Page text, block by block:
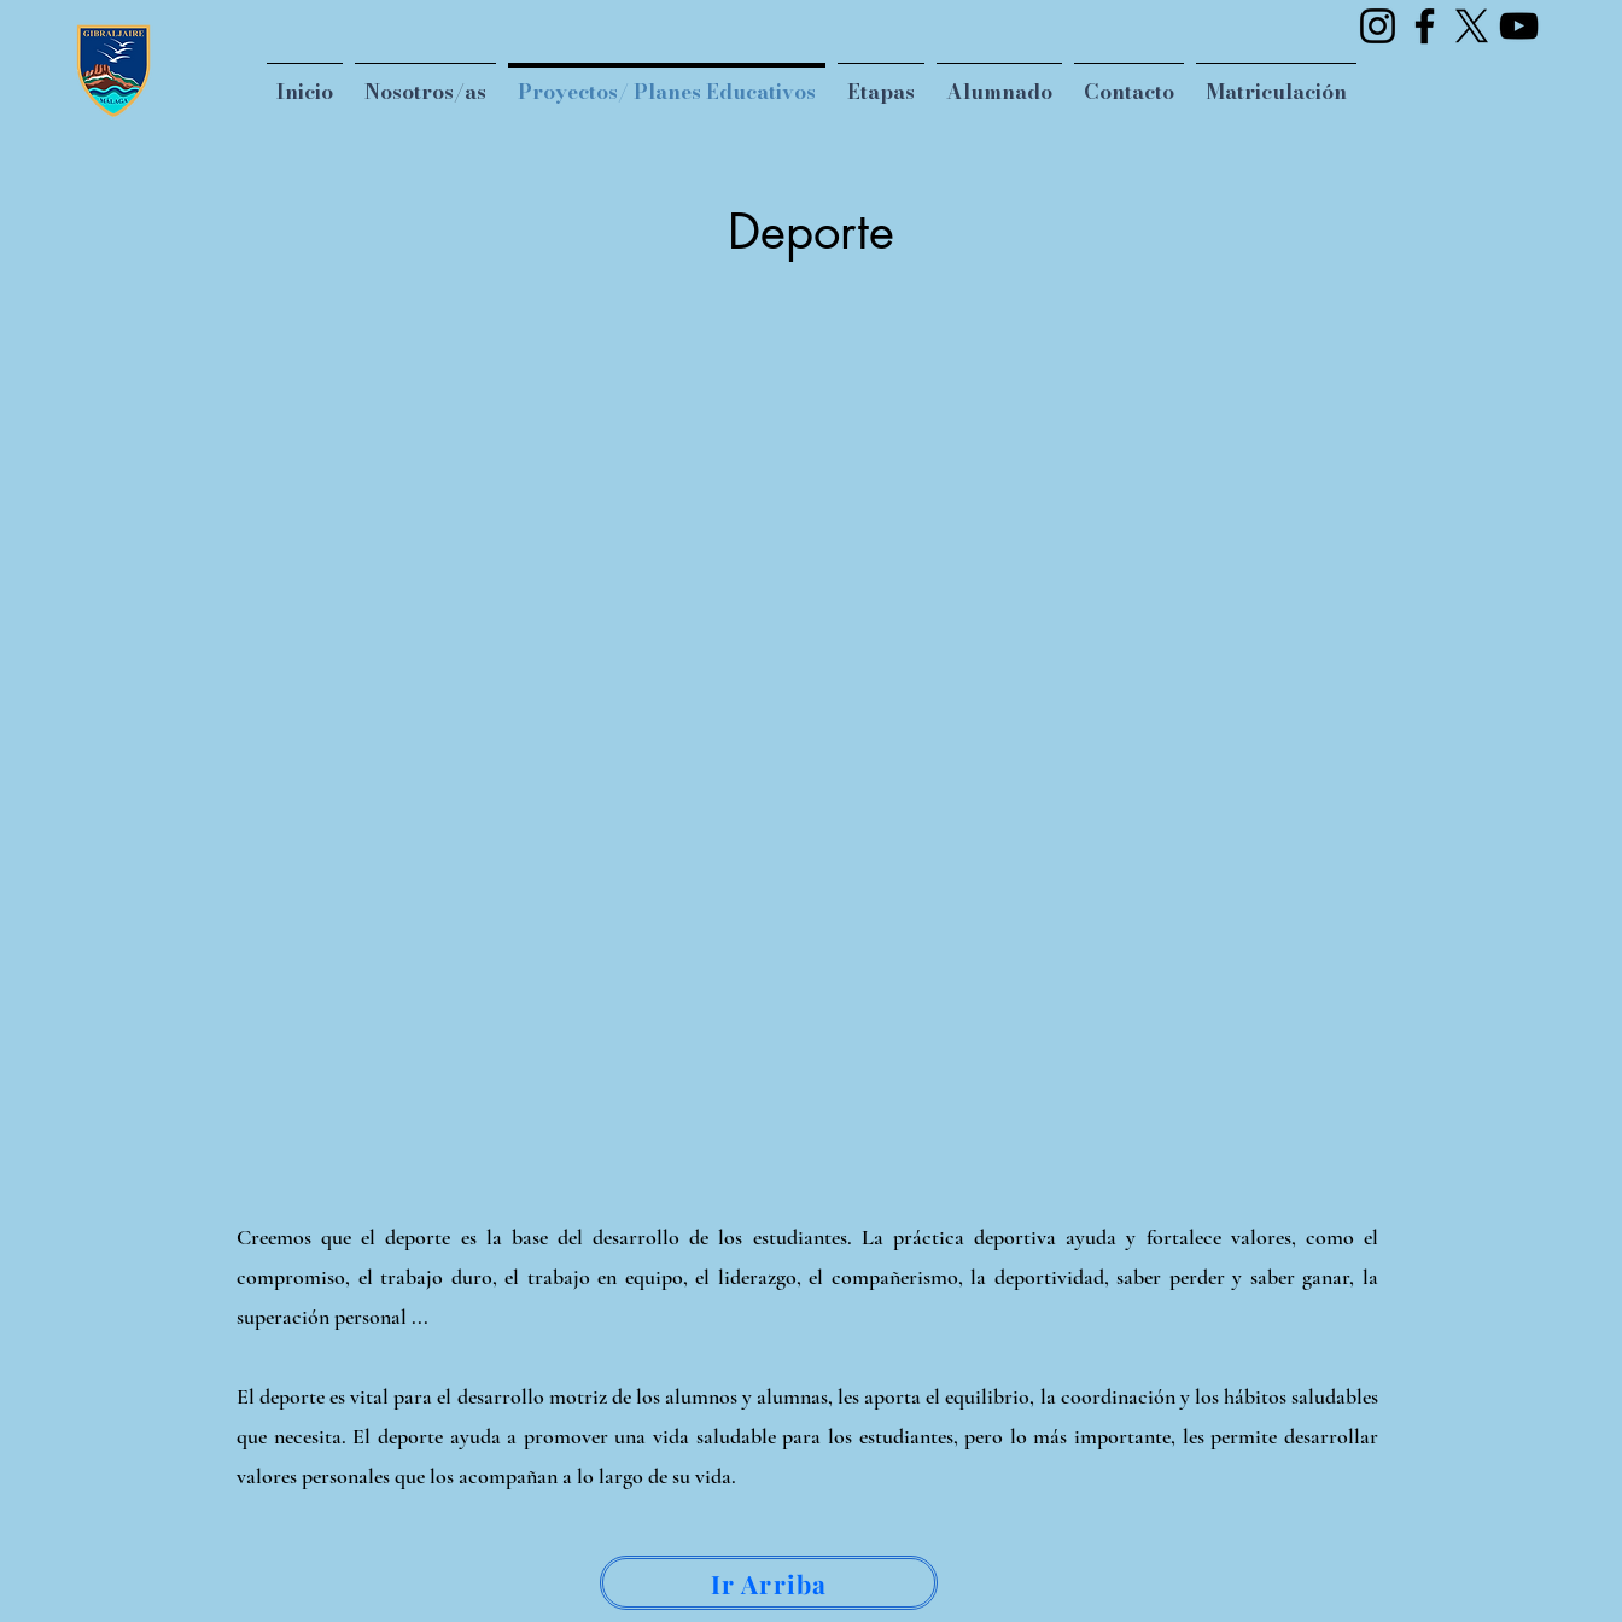
Inicio Nosotros/as Proyectos/ Planes Educativos Etapas Alumnado Contacto Matriculación
Deporte
Creemos que el deporte es la base del desarrollo de los estudiantes. La práctica deportiva ayuda y fortalece valores, como el
compromiso, el trabajo duro, el trabajo en equipo, el liderazgo, el compañerismo, la deportividad, saber perder y saber ganar, la
superación personal ...
El deporte es vital para el desarrollo motriz de los alumnos y alumnas, les aporta el equilibrio, la coordinación y los hábitos saludables
que necesita. El deporte ayuda a promover una vida saludable para los estudiantes, pero lo más importante, les permite desarrollar
valores personales que los acompañan a lo largo de su vida.
Ir Arriba